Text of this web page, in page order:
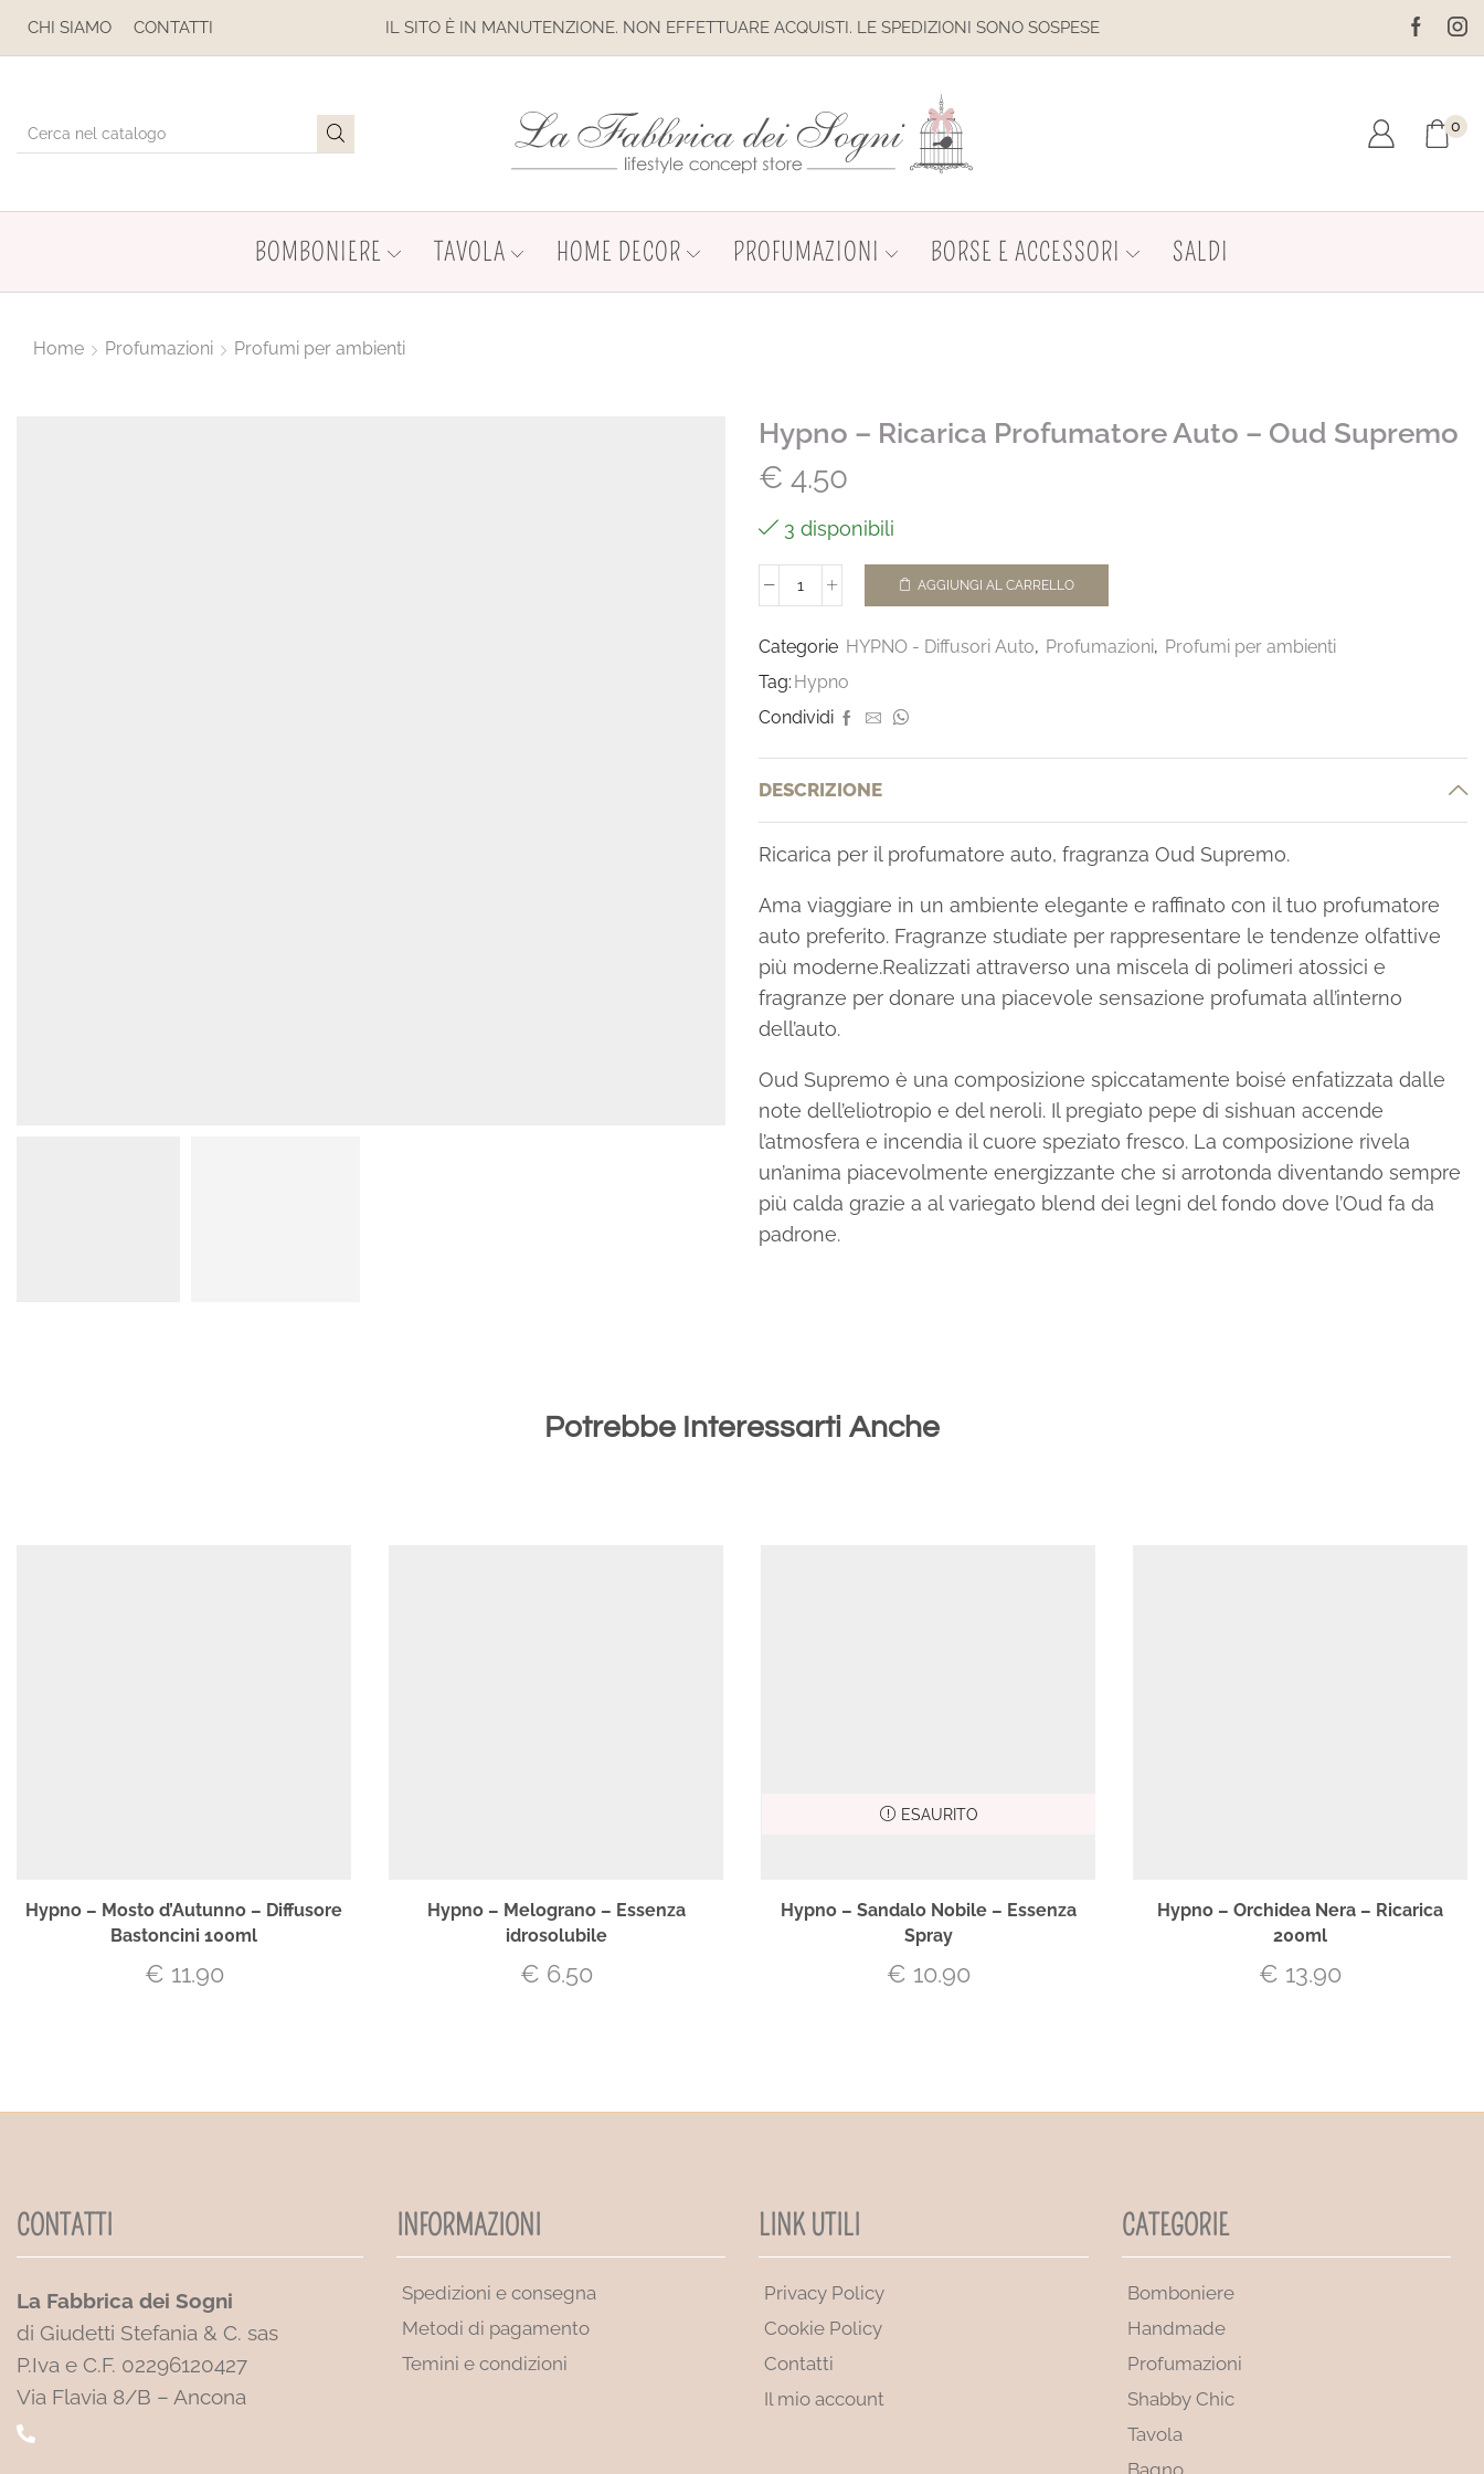
CHI SIAMO CONTATTI IL SITO È IN MANUTENZIONE. NON EFFETTUARE ACQUISTI. LE SPEDIZIONI SONO SOSPESE IL SITO È IN
0
BOMBONIERE TAVOLA HOME DECOR PROFUMAZIONI BORSE E ACCESSORI SALDI
Home Profumazioni Profumi per ambienti
Hypno – Ricarica Profumatore Auto – Oud Supremo
€ 4.50
3 disponibili
AGGIUNGI AL CARRELLO
Categorie HYPNO - Diffusori Auto, Profumazioni, Profumi per ambienti
Tag: Hypno
Condividi
DESCRIZIONE
Ricarica per il profumatore auto, fragranza Oud Supremo.
Ama viaggiare in un ambiente elegante e raffinato con il tuo profumatore
auto preferito. Fragranze studiate per rappresentare le tendenze olfattive
più moderne.Realizzati attraverso una miscela di polimeri atossici e
fragranze per donare una piacevole sensazione profumata all’interno
dell’auto.
Oud Supremo è una composizione spiccatamente boisé enfatizzata dalle
note dell’eliotropio e del neroli. Il pregiato pepe di sishuan accende
l’atmosfera e incendia il cuore speziato fresco. La composizione rivela
un’anima piacevolmente energizzante che si arrotonda diventando sempre
più calda grazie a al variegato blend dei legni del fondo dove l’Oud fa da
padrone.
Potrebbe Interessarti Anche
Hypno – Mosto d’Autunno – Diffusore
Bastoncini 100ml
€ 11.90
Hypno – Melograno – Essenza
idrosolubile
€ 6.50
ESAURITO
Hypno – Sandalo Nobile – Essenza
Spray
€ 10.90
Hypno – Orchidea Nera – Ricarica
200ml
€ 13.90
CONTATTI
La Fabbrica dei Sogni
di Giudetti Stefania & C. sas
P.Iva e C.F. 02296120427
Via Flavia 8/B – Ancona
INFORMAZIONI
Spedizioni e consegna
Metodi di pagamento
Temini e condizioni
LINK UTILI
Privacy Policy
Cookie Policy
Contatti
Il mio account
CATEGORIE
Bomboniere
Handmade
Profumazioni
Shabby Chic
Tavola
Bagno